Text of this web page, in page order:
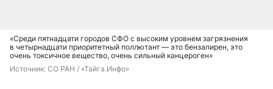
«Среди пятнадцати городов СФО с высоким уровнем загрязнения
в четырнадцати приоритетный поллютант — это бензапирен, это
очень токсичное вещество, очень сильный канцероген»
Источник: СО РАН / «Тайга.Инфо»